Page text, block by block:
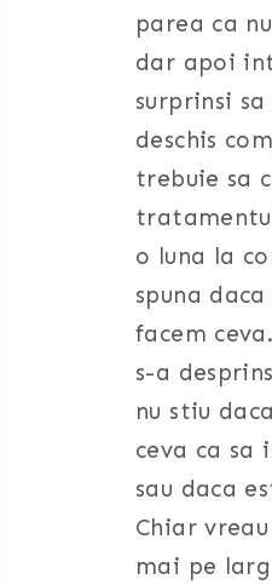
parea ca
dar apoi
surprinsi
deschis
trebuie sa
o luna la
spuna
facem
s-a
nu stiu
ceva ca sa
sau daca
Chiar
mai pe